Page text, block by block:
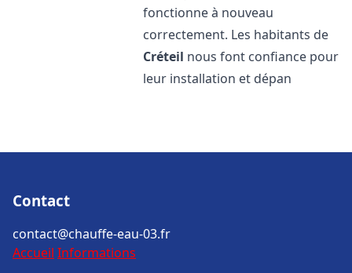
fonctionne à nouveau
correctement. Les habitants de
Créteil nous font confiance pour
leur installation et dépan
Contact
contact@chauffe-eau-03.fr
Accueil Informations